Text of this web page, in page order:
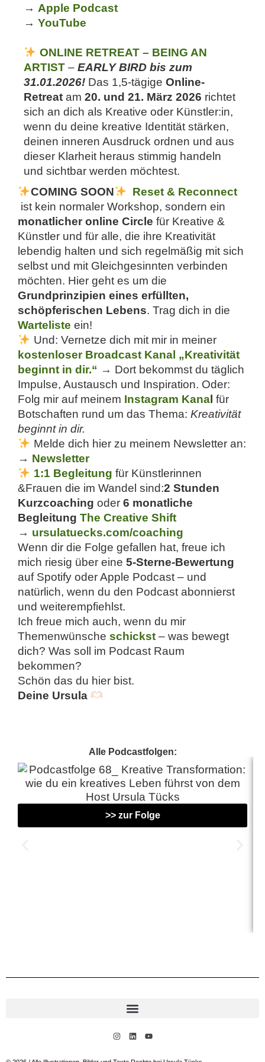
→ Apple Podcast
→ YouTube
ONLINE RETREAT – BEING AN
ARTIST – EARLY BIRD bis zum
31.01.2026! Das 1,5-tägige Online-
Retreat am 20. und 21. März 2026 richtet
sich an dich als Kreative oder Künstler:in,
wenn du deine kreative Identität stärken,
deinen inneren Ausdruck ordnen und aus
dieser Klarheit heraus stimmig handeln
und sichtbar werden möchtest.
COMING SOON
Reset & Reconnect
ist kein normaler Workshop, sondern ein
monatlicher online Circle für Kreative &
Künstler und für alle, die ihre Kreativität
lebendig halten und sich regelmäßig mit sich
selbst und mit Gleichgesinnten verbinden
möchten. Hier geht es um die
Grundprinzipien eines erfüllten,
schöpferischen Lebens. Trag dich in die
Warteliste ein!
Und: Vernetze dich mit mir in meiner
kostenloser Broadcast Kanal „Kreativität
beginnt in dir.“ → Dort bekommst du täglich
Impulse, Austausch und Inspiration. Oder:
Folg mir auf meinem Instagram Kana für
Botschaften rund um das Thema: Kreativität
beginnt in dir.
Melde dich hier zu meinem Newsletter an:
→ Newsletter
1:1 Begleitung für Künstlerinnen
&Frauen die im Wandel sind:2 Stunden
Kurzcoaching oder 6 monatliche
Begleitung The Creative Shift
→ ursulatuecks.com/coaching
Wenn dir die Folge gefallen hat, freue ich
mich riesig über eine 5-Sterne-Bewertung
auf Spotify oder Apple Podcast – und
natürlich, wenn du den Podcast abonnierst
und weiterempfiehlst.
Ich freue mich auch, wenn du mir
Themenwünsche schickst – was bewegt
dich? Was soll im Podcast Raum
bekommen?
Schön das du hier bist.
Deine Ursula
Alle Podcastfolgen:
>> zur Folge